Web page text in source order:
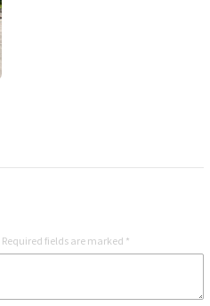
Required fields are marked *